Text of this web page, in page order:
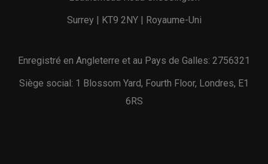
Surrey | KT9 2NY | Royaume-Uni
Enregistré en Angleterre et au Pays de Galles: 2756321
Siège social: 1 Blossom Yard, Fourth Floor, Londres, E1
6RS